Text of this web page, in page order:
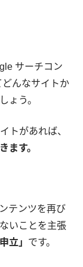
サーチコン
んなサイトか
ょう。
トがあれば、
ます。
テンツを再び
いことを主張
立」 です。